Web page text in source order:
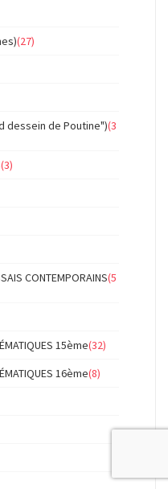
(27)
dessein de Poutine")(3
(3)
CONTEMPORAINS(5
15ème(32)
16ème(8)